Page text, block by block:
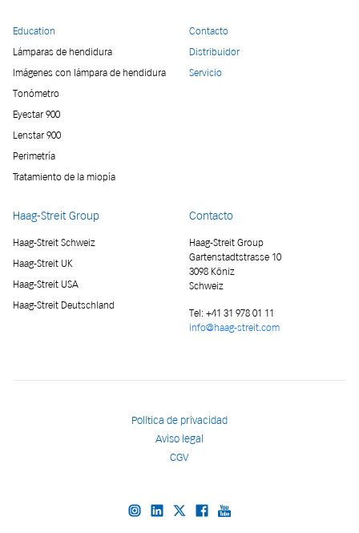
Education
Lámparas de hendidura
Imágenes con lámpara de hendidura
Tonómetro
Eyestar 900
Lenstar 900
Perimetría
Tratamiento de la miopía
Contacto
Distribuidor
Servicio
Haag-Streit Group
Haag-Streit Schweiz
Haag-Streit UK
Haag-Streit USA
Haag-Streit Deutschland
Contacto
Haag-Streit Group
Gartenstadtstrasse 10
3098 Köniz
Schweiz
Tel: +41 31 978 01 11
info@haag-streit.com
Política de privacidad
Aviso legal
CGV